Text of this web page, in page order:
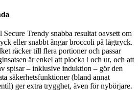
Trendy snabba resultat oavsett om
eller snabbt ångar broccoli på lågtryck.
räcker till flera portioner och passar
är enkel att plocka i och ur, och att
spisar – inklusive induktion – gör den
säkerhetsfunktioner (bland annat
ger extra trygghet, även för nybörjare.